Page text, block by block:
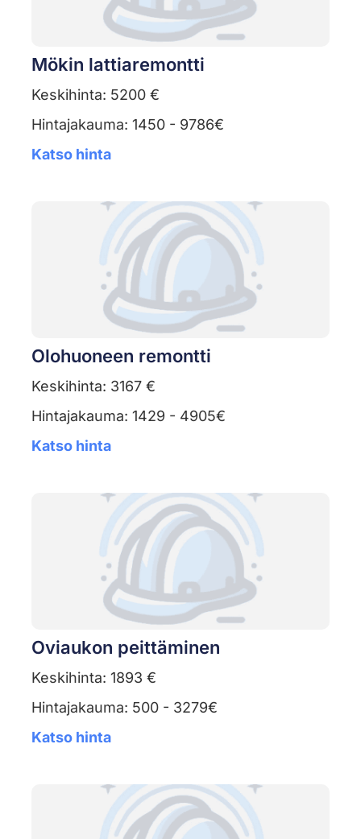
Mökin lattiaremontti
Keskihinta: 5200 €
Hintajakauma: 1450 - 9786€
Katso hinta
Olohuoneen remontti
Keskihinta: 3167 €
Hintajakauma: 1429 - 4905€
Katso hinta
Oviaukon peittäminen
Keskihinta: 1893 €
Hintajakauma: 500 - 3279€
Katso hinta